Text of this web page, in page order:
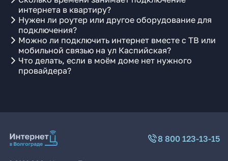
интернета в квартиру?
Нужен ли роутер или другое оборудование для
подключения?
Можно ли подключить интернет вместе с ТВ или
мобильной связью на ул Каспийская?
Что делать, если в моём доме нет нужного
провайдера?
8 800 123-13-15